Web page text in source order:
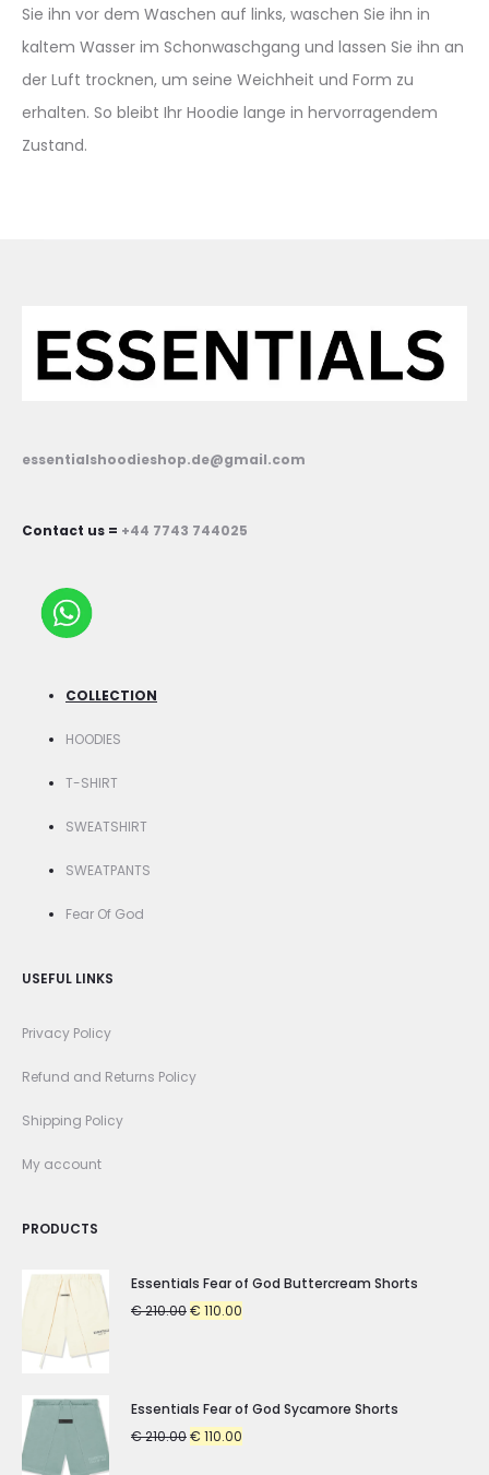
Sie ihn vor dem Waschen auf links, waschen Sie ihn in
kaltem Wasser im Schonwaschgang und lassen Sie ihn an
der Luft trocknen, um seine Weichheit und Form zu
erhalten. So bleibt Ihr Hoodie lange in hervorragendem
Zustand.
essentialshoodieshop.de@gmail.com
Contact us = +44 7743 744025
COLLECTION
HOODIES
T-SHIRT
SWEATSHIRT
SWEATPANTS
Fear Of God
USEFUL LINKS
Privacy Policy
Refund and Returns Policy
Shipping Policy
My account
PRODUCTS
Essentials Fear of God Buttercream Shorts
€210.00Original
€ 110.00
Essentials Fear of God Sycamore Shorts
€210.00Original
€ 110.00